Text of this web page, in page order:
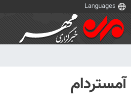
آمستردام